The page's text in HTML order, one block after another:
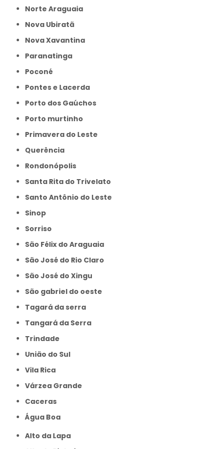
Norte Araguaia
Nova Ubiratã
Nova Xavantina
Paranatinga
Poconé
Pontes e Lacerda
Porto dos Gaúchos
Porto murtinho
Primavera do Leste
Querência
Rondonópolis
Santa Rita do Trivelato
Santo Antônio do Leste
Sinop
Sorriso
São Félix do Araguaia
São José do Rio Claro
São José do Xingu
São gabriel do oeste
Tagará da serra
Tangará da Serra
Trindade
União do Sul
Vila Rica
Várzea Grande
caceras
Água Boa
Alto da Lapa